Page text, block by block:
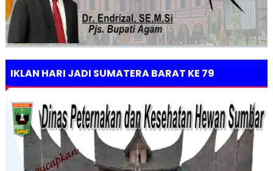
IKLAN HARI JADI SUMATERA BARAT KE 79